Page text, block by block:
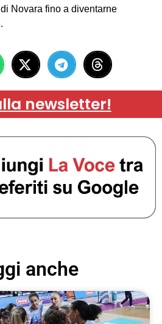
Novara fino a diventarne
newsletter!
anche